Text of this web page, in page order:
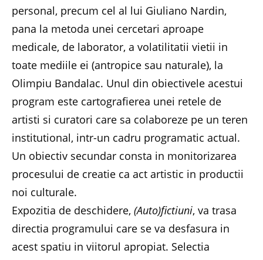
personal, precum cel al lui Giuliano Nardin,
pana la metoda unei cercetari aproape
medicale, de laborator, a volatilitatii vietii in
toate mediile ei (antropice sau naturale), la
Olimpiu Bandalac. Unul din obiectivele acestui
program este cartografierea unei retele de
artisti si curatori care sa colaboreze pe un teren
institutional, intr-un cadru programatic actual.
Un obiectiv secundar consta in monitorizarea
procesului de creatie ca act artistic in productii
noi culturale.
Expozitia de deschidere, (Auto)fictiuni, va trasa
directia programului care se va desfasura in
acest spatiu in viitorul apropiat. Selectia